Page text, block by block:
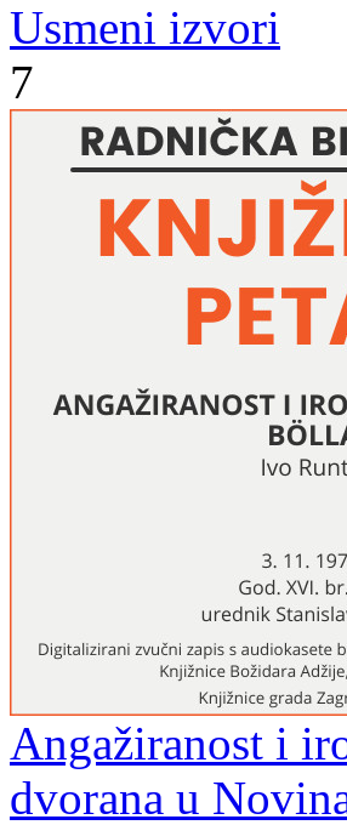
Usmeni izvori
7
Angažiranost i
dvorana u